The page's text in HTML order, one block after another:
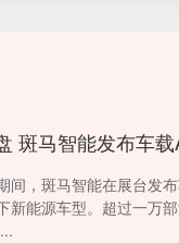
斑马智能发布车
间，斑马智能在展台发
新能源车型。超过一万